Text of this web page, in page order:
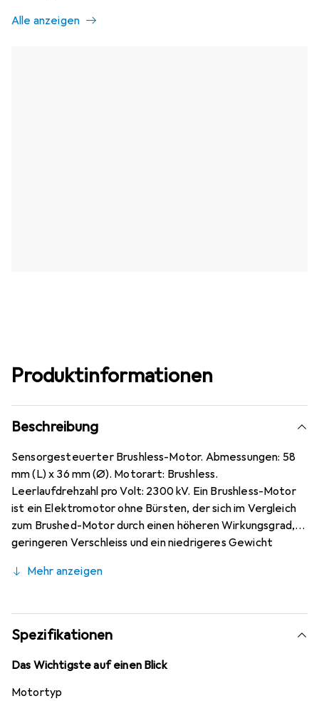
Alle anzeigen
Produktinformationen
Beschreibung
Sensorgesteuerter Brushless-Motor. Abmessungen: 58
mm (L) x 36 mm (Ø). Motorart: Brushless.
Leerlaufdrehzahl pro Volt: 2300 kV. Ein Brushless-Motor
ist ein Elektromotor ohne Bürsten, der sich im Vergleich
zum Brushed-Motor durch einen höheren Wirkungsgrad,
geringeren Verschleiss und ein niedrigeres Gewicht
verfügen über ein zusätzliches Sensorkabel, wodurch sie
ist. Ausserdem lassen sich damit im Vergleich zu
sensorlosen Motoren höhere Drehzahlen erreichen.
Mehr anzeigen
Spezifikationen
Das Wichtigste auf einen Blick
Motortyp